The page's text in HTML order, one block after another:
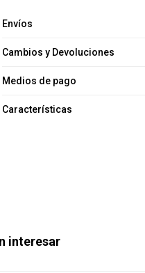
Envíos
Cambios y Devoluciones
Medios de pago
Características
interesar